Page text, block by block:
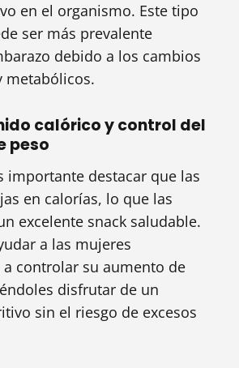
en el organismo. Este tipo
ser más prevalente
debido a los cambios
metabólicos.
calórico y control del
peso
importante destacar que las
en calorías, lo que las
excelente snack saludable.
a las mujeres
a controlar su aumento de
disfrutar de un
sin el riesgo de excesos